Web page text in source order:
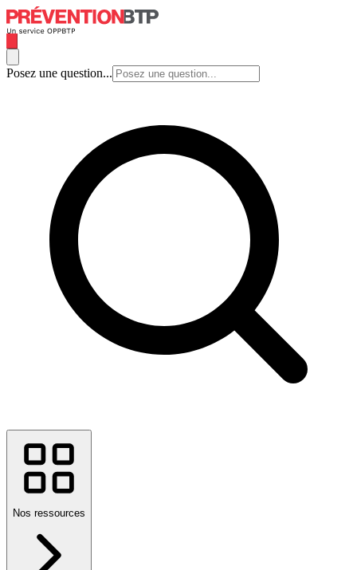
Posez une question...
Nos ressources